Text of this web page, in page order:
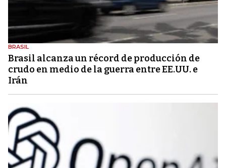
BRASIL
Brasil alcanza un récord de producción de
crudo en medio de la guerra entre EE.UU. e
Irán